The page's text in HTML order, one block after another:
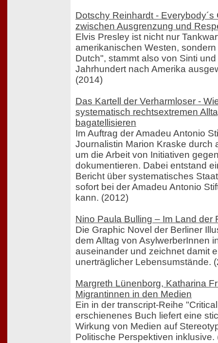
Dotschy Reinhardt - Everybody´s
zwischen Ausgrenzung und
Elvis Presley ist nicht nur
amerikanischen Westen,
Dutch", stammt also von Sinti
Jahrhundert nach Amerika
(2014)
Das Kartell der Verharmloser -
systematisch rechtsextremen
bagatellisieren
Im Auftrag der Amadeu Antonio
Journalistin Marion Kraske durch
um die Arbeit von Initiativen
dokumentieren. Dabei entstand
Bericht über systematisches
sofort bei der Amadeu Antonio
kann. (2012)
Nino Paula Bulling – Im Land der
Die Graphic Novel der Berliner
dem Alltag von AsylwerberInnen
auseinander und zeichnet damit
unerträglicher Lebensumstände.
Margreth Lünenborg, Katharina
Migrantinnen in den Medien
Ein in der transcript-Reihe
erschienenes Buch liefert eine
Wirkung von Medien auf
Politische Perspektiven inklusive.